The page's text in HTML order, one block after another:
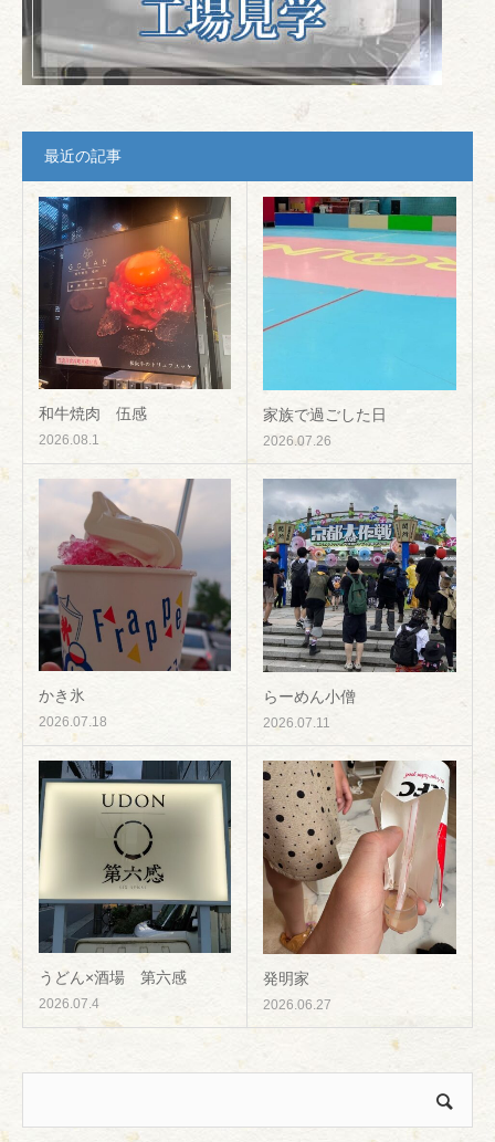
最近の記事
和牛焼肉 伍感
2026.08.1
家族で過ごした日
2026.07.26
かき氷
2026.07.18
らーめん小僧
2026.07.11
うどん×酒場 第六感
2026.07.4
発明家
2026.06.27